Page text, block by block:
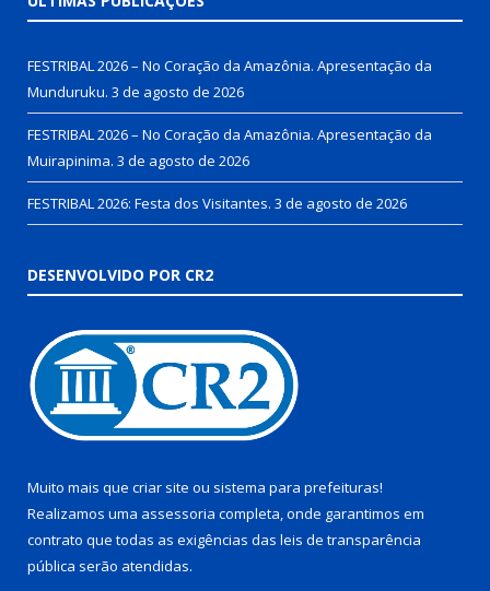
FESTRIBAL 2026 – No Coração da Amazônia. Apresentação da
Munduruku. 3 de agosto de 2026
FESTRIBAL 2026 – No Coração da Amazônia. Apresentação da
Muirapinima. 3 de agosto de 2026
FESTRIBAL 2026: Festa dos Visitantes. 3 de agosto de 2026
DESENVOLVIDO POR CR2
Muito mais que criar site ou sistema para prefeituras!
Realizamos uma assessoria completa, onde garantimos em
contrato que todas as exigências das leis de transparência
pública serão atendidas.